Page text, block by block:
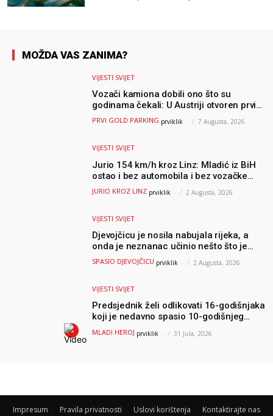
MOŽDA VAS ZANIMA?
VIJESTI SVIJET
Vozači kamiona dobili ono što su
godinama čekali: U Austriji otvoren prvi
GOLD sigurni parking
PRVI GOLD PARKING prviklik - 7 Augusta, 2026
VIJESTI SVIJET
Jurio 154 km/h kroz Linz: Mladić iz BiH
ostao i bez automobila i bez vozačke
dozvole
JURIO KROZ LINZ prviklik - 2 Augusta, 2026
VIJESTI SVIJET
Djevojčicu je nosila nabujala rijeka, a
onda je neznanac učinio nešto što je
mnoge ostavilo bez riječi
SPASIO DJEVOJČICU prviklik - 2 Augusta, 2026
VIJESTI SVIJET
Predsjednik želi odlikovati 16-godišnjaka
koji je nedavno spasio 10-godišnjeg
dječaka iz smrtonosnih valova
MLADI HEROJ prviklik - 31 Jula, 2026
Impresum Pravila privatnosti Uslovi korištenja Kontaktirajte nas